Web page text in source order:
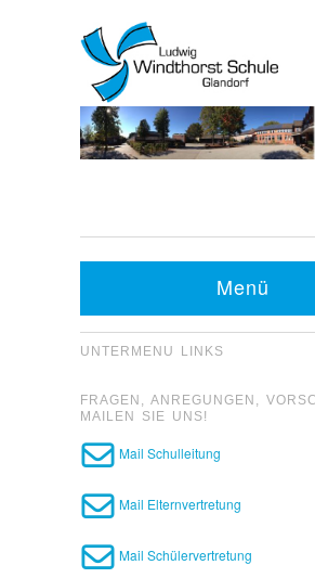
Fax:
Menü
UNTERMENU LINKS
FRAGEN, ANREGUNGEN,
MAILEN SIE UNS!
Mail Schulleitung
Mail Elternvertretung
Mail Schülervertretung